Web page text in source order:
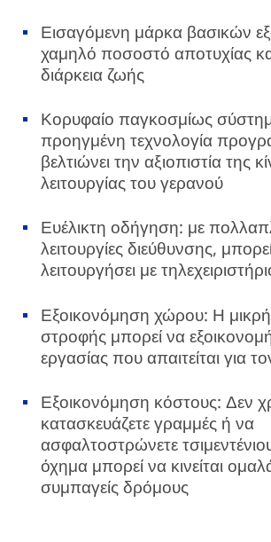
Εισαγόμενη μάρκα βασικών
χαμηλό ποσοστό αποτυχίας
διάρκεια ζωής
Κορυφαίο παγκοσμίως
προηγμένη τεχνολογία
βελτιώνει την αξιοπιστία της
λειτουργίας του γερανού
Ευέλικτη οδήγηση: με
λειτουργίες διεύθυνσης,
λειτουργήσει με
Εξοικονόμηση χώρου: Η μικρή
στροφής μπορεί να
εργασίας που απαιτείται για
Εξοικονόμηση κόστους: Δεν
κατασκευάζετε γραμμές ή να
ασφαλτοστρώνετε
όχημα μπορεί να κινείται
συμπαγείς δρόμους